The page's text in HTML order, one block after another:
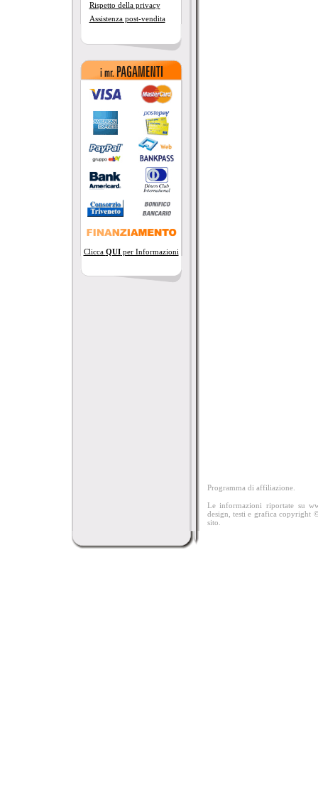
Rispetto della privacy
Assistenza post-vendita
Clicca QUIper Informazioni
Programma di affiliazione.
Le informazioni riportate su
design, testi e grafica copyright
sito.